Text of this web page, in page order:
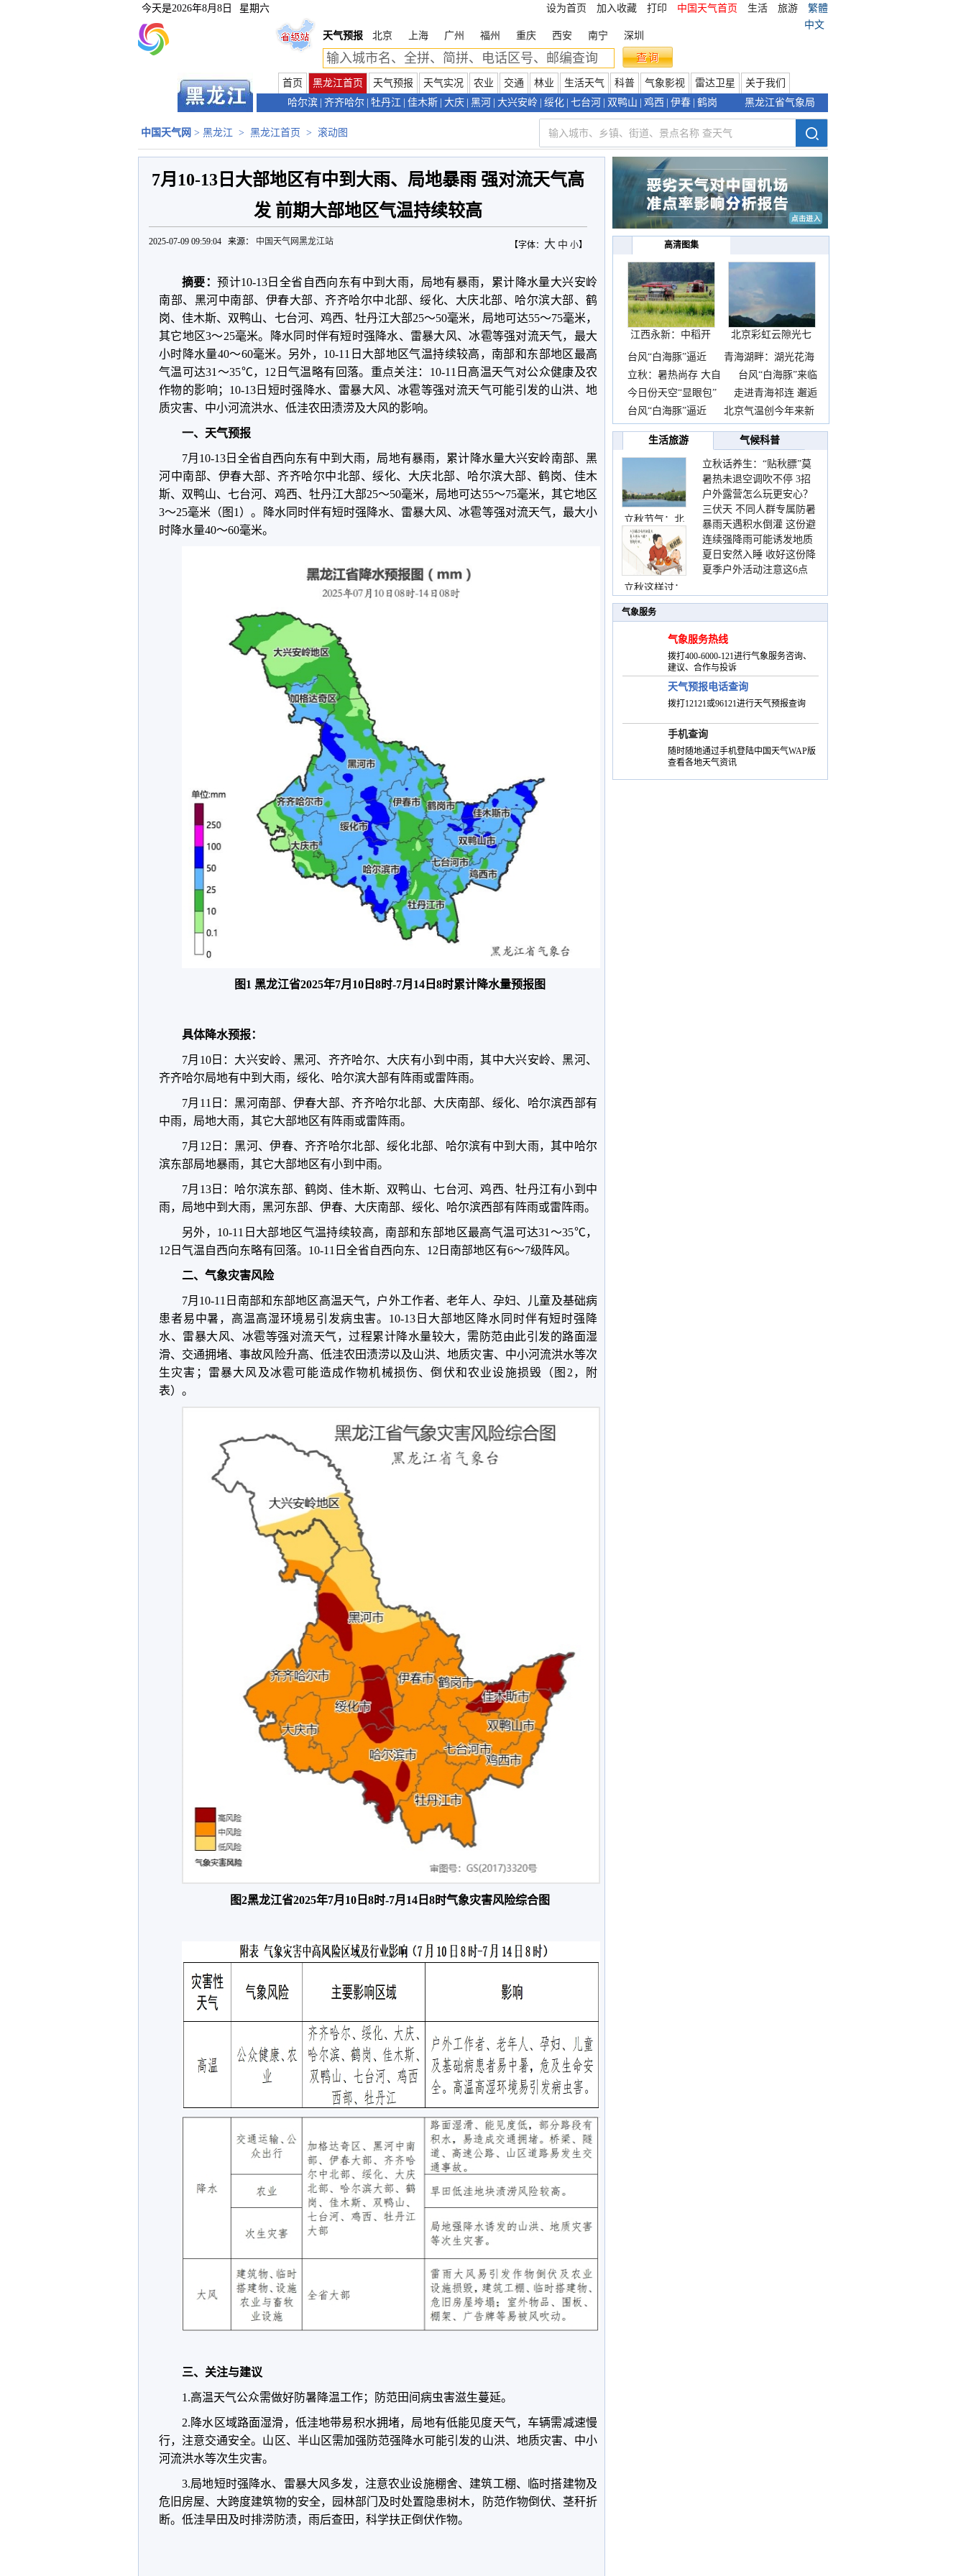
今天是2026年8月8日 星期六 设为首页 加入收藏 打印 中国天气首页 生活 旅游
繁體
中文
天气预报
北京 上海 广州 福州 重庆 西安 南宁 深圳
首页 黑龙江首页 天气预报 天气实况 农业 交通 林业 生活天气 科普 气象影视 雷达卫星
关于我们
哈尔滨 齐齐哈尔 牡丹江 佳木斯 大庆 黑河 大兴安岭 绥化 七台河 双鸭山 鸡西 伊春 鹤岗 黑龙江省气象局
中国天气网 > 黑龙江 > 黑龙江首页 > 滚动图
7月10-13日大部地区有中到大雨、局地暴雨 强对流天气高
发 前期大部地区气温持续较高
【字体： 大 中 小】
2025-07-09 09:59:04 来源： 中国天气网黑龙江站
摘要：预计10-13日全省自西向东有中到大雨，局地有暴雨，累计降水量大兴安岭
南部、黑河中南部、伊春大部、齐齐哈尔中北部、绥化、大庆北部、哈尔滨大部、鹤
岗、佳木斯、双鸭山、七台河、鸡西、牡丹江大部25～50毫米，局地可达55～75毫米，
其它地区3～25毫米。降水同时伴有短时强降水、雷暴大风、冰雹等强对流天气，最大
小时降水量40～60毫米。另外，10-11日大部地区气温持续较高，南部和东部地区最高
气温可达31～35℃，12日气温略有回落。重点关注：10-11日高温天气对公众健康及农
作物的影响；10-13日短时强降水、雷暴大风、冰雹等强对流天气可能引发的山洪、地
质灾害、中小河流洪水、低洼农田渍涝及大风的影响。
一、天气预报
7月10-13日全省自西向东有中到大雨，局地有暴雨，累计降水量大兴安岭南部、黑
河中南部、伊春大部、齐齐哈尔中北部、绥化、大庆北部、哈尔滨大部、鹤岗、佳木
斯、双鸭山、七台河、鸡西、牡丹江大部25～50毫米，局地可达55～75毫米，其它地区
3～25毫米（图1）。降水同时伴有短时强降水、雷暴大风、冰雹等强对流天气，最大小
时降水量40～60毫米。
图1 黑龙江省2025年7月10日8时-7月14日8时累计降水量预报图
具体降水预报：
7月10日：大兴安岭、黑河、齐齐哈尔、大庆有小到中雨，其中大兴安岭、黑河、
齐齐哈尔局地有中到大雨，绥化、哈尔滨大部有阵雨或雷阵雨。
7月11日：黑河南部、伊春大部、齐齐哈尔北部、大庆南部、绥化、哈尔滨西部有
中雨，局地大雨，其它大部地区有阵雨或雷阵雨。
7月12日：黑河、伊春、齐齐哈尔北部、绥化北部、哈尔滨有中到大雨，其中哈尔
滨东部局地暴雨，其它大部地区有小到中雨。
7月13日：哈尔滨东部、鹤岗、佳木斯、双鸭山、七台河、鸡西、牡丹江有小到中
雨，局地中到大雨，黑河东部、伊春、大庆南部、绥化、哈尔滨西部有阵雨或雷阵雨。
另外，10-11日大部地区气温持续较高，南部和东部地区最高气温可达31～35℃，
12日气温自西向东略有回落。10-11日全省自西向东、12日南部地区有6～7级阵风。
二、气象灾害风险
7月10-11日南部和东部地区高温天气，户外工作者、老年人、孕妇、儿童及基础病
患者易中暑，高温高湿环境易引发病虫害。10-13日大部地区降水同时伴有短时强降
水、雷暴大风、冰雹等强对流天气，过程累计降水量较大，需防范由此引发的路面湿
滑、交通拥堵、事故风险升高、低洼农田渍涝以及山洪、地质灾害、中小河流洪水等次
生灾害；雷暴大风及冰雹可能造成作物机械损伤、倒伏和农业设施损毁（图2，附
表）。
图2黑龙江省2025年7月10日8时-7月14日8时气象灾害风险综合图
三、关注与建议
1.高温天气公众需做好防暑降温工作；防范田间病虫害滋生蔓延。
2.降水区域路面湿滑，低洼地带易积水拥堵，局地有低能见度天气，车辆需减速慢
行，注意交通安全。山区、半山区需加强防范强降水可能引发的山洪、地质灾害、中小
河流洪水等次生灾害。
3.局地短时强降水、雷暴大风多发，注意农业设施棚舍、建筑工棚、临时搭建物及
危旧房屋、大跨度建筑物的安全，园林部门及时处置隐患树木，防范作物倒伏、茎秆折
断。低洼旱田及时排涝防渍，雨后查田，科学扶正倒伏作物。
高清图集
江西永新：中稻开
镰抢
北京彩虹云隙光七
彩云
台风“白海豚”逼近
青海湖畔：湖光花海
长
立秋：暑热尚存 大自
台风“白海豚”来临
前
今日份天空“显眼包”
走进青海祁连 邂逅
一
台风“白海豚”逼近
北京气温创今年来新
高
生活旅游
气候科普
立秋节气：北
立秋这样过：
立秋话养生：“贴秋膘”莫
着急 先清暑再防燥
暑热未退空调吹不停 3招
护住肩颈不酸痛
户外露营怎么玩更安心？
这份攻略请收好
三伏天 不同人群专属防暑
要点请收好
暴雨天遇积水倒灌 这份避
险提示请收好
连续强降雨可能诱发地质
灾害 这些前兆要知道
夏日安然入睡 收好这份降
温小贴士
夏季户外活动注意这6点
气象服务
气象服务热线
拨打400-6000-121进行气象服务咨询、
建议、合作与投诉
天气预报电话查询
拨打12121或96121进行天气预报查询
手机查询
随时随地通过手机登陆中国天气WAP版
查看各地天气资讯